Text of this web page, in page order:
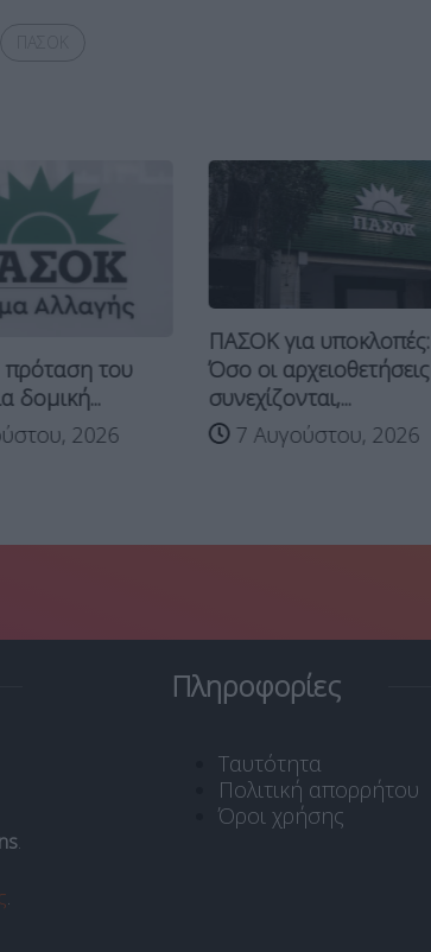
πρόταση του
δομική...
2026
ΠΑΣΟΚ για υποκλοπές:
Όσο οι αρχειοθετήσεις
συνεχίζονται,...
7 Αυγούστου, 2026
.
.
Πληροφορίες
Ταυτότητα
Πολιτική απορρήτου
Όροι χρήσης